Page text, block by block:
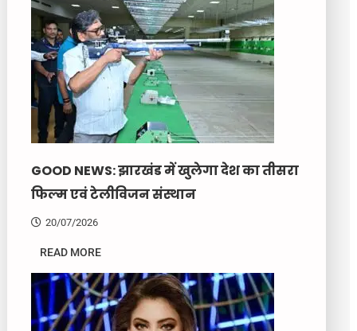
GOOD NEWS: झारखंड में खुलेगा देश का तीसरा
फिल्म एवं टेलीविजन संस्थान
20/07/2026
READ MORE